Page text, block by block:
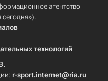
агентство
технологий
r-sport.internet@ria.ru